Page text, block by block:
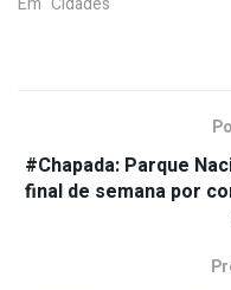
#Chapada: Parque
final de semana por